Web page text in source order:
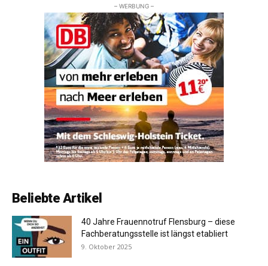
– WERBUNG –
Beliebte Artikel
40 Jahre Frauennotruf Flensburg – diese
Fachberatungsstelle ist längst etabliert
9. Oktober 2025